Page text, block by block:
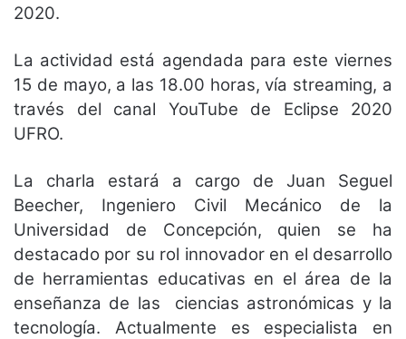
2020.
La actividad está agendada para este viernes
15 de mayo, a las 18.00 horas, vía streaming, a
través del canal YouTube de Eclipse 2020
UFRO.
La charla estará a cargo de Juan Seguel
Beecher, Ingeniero Civil Mecánico de la
Universidad de Concepción, quien se ha
destacado por su rol innovador en el desarrollo
de herramientas educativas en el área de la
enseñanza de las ciencias astronómicas y la
tecnología. Actualmente es especialista en